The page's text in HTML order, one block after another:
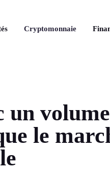
Cryptomonnaie
un
le